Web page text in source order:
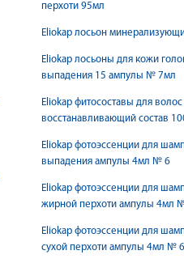
перхоти 95мл
Eliokap лосьон
Eliokap лосьоны для кожи
выпадения 15 ампулы № 7мл
Eliokap фитосоставы для
восстанавливающий состав
Eliokap фотоэссенции для
выпадения ампулы 4мл № 6
Eliokap фотоэссенции для
жирной перхоти ампулы 4мл
Eliokap фотоэссенции для
сухой перхоти ампулы 4мл № 6